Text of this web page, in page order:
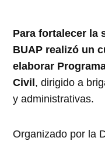
Para fortalecer la
BUAP realizó un
elaborar
Civil , dirigido a
y administrativas.
Organizado por la